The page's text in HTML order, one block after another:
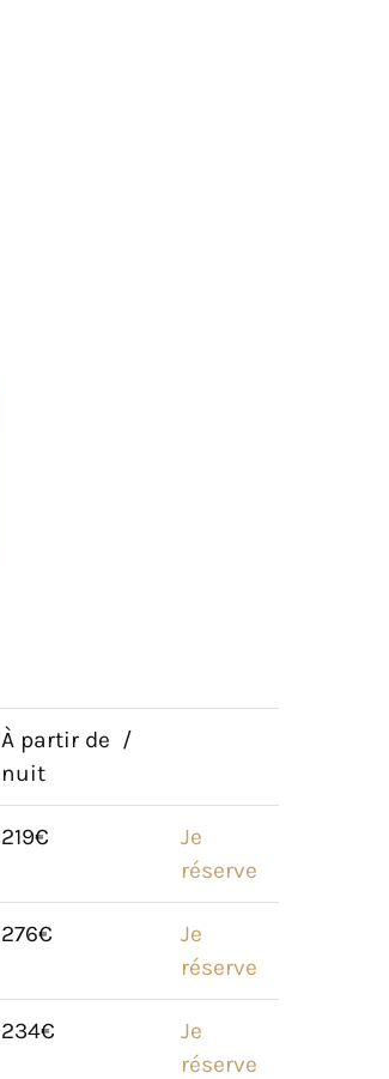
À partir de /
nuit
219€
Je
réserve
​​276€
Je
réserve
234€
Je
réserve